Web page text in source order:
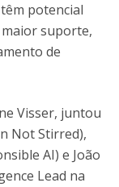
potencial
suporte,
de
Visser, juntou
Not Stirred),
AI) e João
Lead na